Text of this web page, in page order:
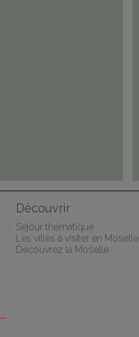
Découvrir
Séjour thématique
Les villes à visiter en Moselle
Découvrez la Moselle